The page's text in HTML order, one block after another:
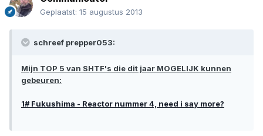
Geplaatst: 15 augustus 2013
schreef prepper053:
Mijn TOP 5 van SHTF's die dit jaar MOGELIJK kunnen
gebeuren:
1# Fukushima - Reactor nummer 4, need i say more?